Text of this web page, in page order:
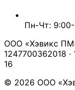
Пн-Чт: 9:00-
ООО «Хэвикс
1247700362018 ·
16
© 2026 ООО